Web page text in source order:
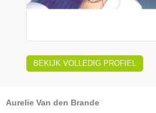
BEKIJK VOLLEDIG PROFIEL
Aurelie Van den Brande